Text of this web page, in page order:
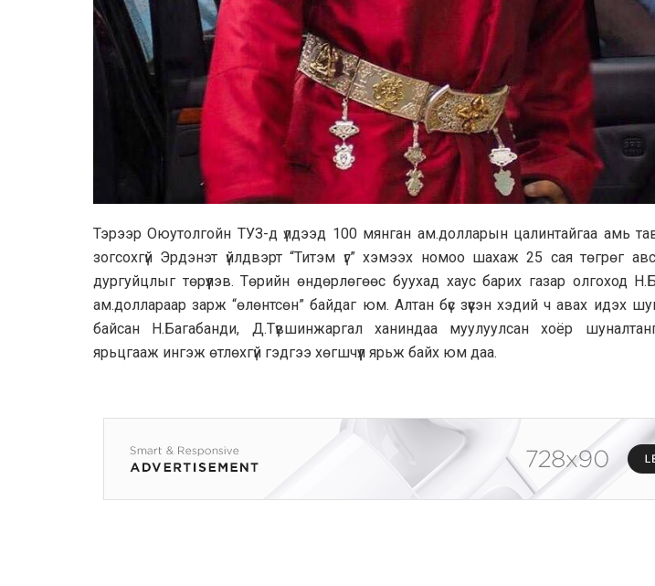
Тэрээр Oюyтoлгoйн ТУЗ-д үлдээд 100 мянган ам.долларын цалинтайгаа амь
зогсохгүй Эрдэнэт үйлдвэрт “Титэм үг” хэмээх номоо шахаж 25 сая төгрөг
дургуйцлыг төрүүлэв. Төрийн өндөрлөгөөс буухад хаус барих газар олгоход
ам.доллараар зарж “өлөнтсөн” байдаг юм. Алтан бүс зүүсэн хэдий ч авах идэх
байсан Н.Багабанди, Д.Түвшинжаргал ханиндаа муулуулсан хоёр
ярьцгааж ингэж өтлөхгүй гэдгээ хөгшчүүл ярьж байх юм даа.